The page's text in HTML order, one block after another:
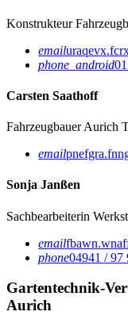
Konstrukteur
email
phone_android
Carsten Saathoff
Fahrzeugbauer Aurich
email
Sonja Janßen
Sachbearbeiterin
email
phone04941 / 97
Gartentechnik-
Aurich